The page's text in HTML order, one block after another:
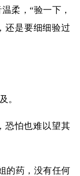
柔，“验一下，
还是要细细验过
。
恐怕也难以望其
的药，没有任何